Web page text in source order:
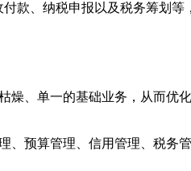
款、纳税申报以及税务筹划等
、单一的基础业务，从而优
、预算管理、信用管理、税